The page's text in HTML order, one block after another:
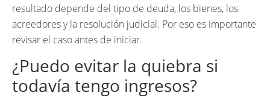
resultado depende del tipo de deuda, los bienes, los
acreedores y la resolución judicial. Por eso es importante
revisar el caso antes de iniciar.
¿Puedo evitar la quiebra si
todavía tengo ingresos?